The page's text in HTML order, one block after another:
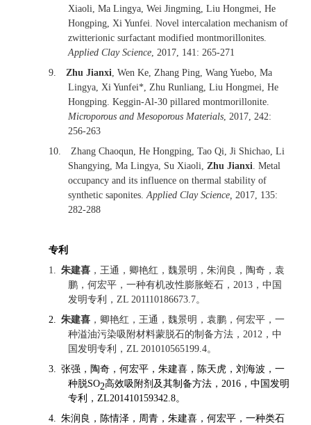
Xiaoli, Ma Lingya, Wei Jingming, Liu Hongmei, He
Hongping, Xi Yunfei. Novel intercalation mechanism of
zwitterionic surfactant modified montmorillonites.
Applied Clay Science, 2017, 141: 265-271
9.
Zhu Jianxi, Wen Ke, Zhang Ping, Wang Yuebo, Ma
Lingya, Xi Yunfei*, Zhu Runliang, Liu Hongmei, He
Hongping. Keggin-Al-30 pillared montmorillonite.
Microporous and Mesoporous Materials, 2017, 242:
256-263
10.
Zhang Chaoqun, He Hongping, Tao Qi, Ji Shichao, Li
Shangying, Ma Lingya, Su Xiaoli, Zhu Jianxi. Metal
occupancy and its influence on thermal stability of
synthetic saponites.Applied Clay Science, 2017, 135:
282-288
专利
1. 朱建喜 ，王通，卿艳红，魏景明，朱润良，陶奇，袁
鹏，何宏平，一种有机改性膨胀蛭石， 2013 ，中国
发明专利， ZL 201110186673.7。
2. 朱建喜 ，卿艳红，王通，魏景明，袁鹏，何宏平，一
种溢油污染吸附材料蒙脱石的制备方法， 2012 ，中
国发明专利， ZL 201010565199.4。
3. 张强，陶奇，何宏平，朱建喜，陈天虎，刘海波，一
种脱SO2高效吸附剂及其制备方法， 2016 ，中国发明
专利， ZL201410159342.8。
4. 朱润良，陈情泽，周青，朱建喜，何宏平，一种类石